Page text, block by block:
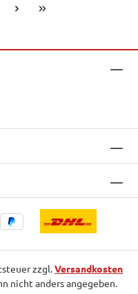
zzgl.Versandkosten
nicht anders angegeben.